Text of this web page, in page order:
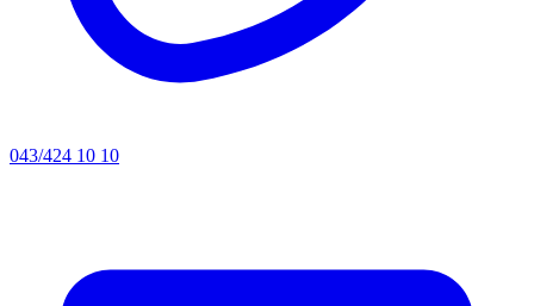
043/424 10 10